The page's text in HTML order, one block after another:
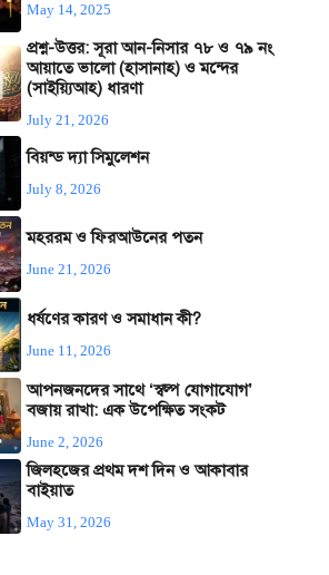
May 14, 2025
প্রশ্ন-উত্তর: সূরা আন-নিসার ৭৮ ও ৭৯ নং
আয়াতে ভালো (হাসানাহ) ও মন্দের
(সাইয়্যিআহ) ধারণা
July 21, 2026
বিয়ন্ড দ্যা সিমুলেশন
July 8, 2026
মহররম ও ফিরআউনের পতন
June 21, 2026
ধর্ষণের কারণ ও সমাধান কী?
June 11, 2026
আপনজনদের সাথে ‘স্বল্প যোগাযোগ’
বজায় রাখা: এক উপেক্ষিত সংকট
June 2, 2026
জিলহজের প্রথম দশ দিন ও আকাবার
বাইয়াত
May 31, 2026